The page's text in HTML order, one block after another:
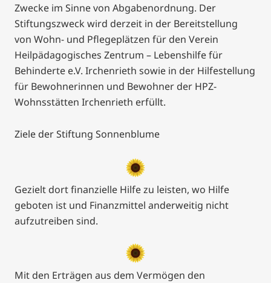
Zwecke im Sinne von Abgabenordnung. Der
Stiftungszweck wird derzeit in der Bereitstellung
von Wohn- und Pflegeplätzen für den Verein
Heilpädagogisches Zentrum – Lebenshilfe für
Behinderte e.V. Irchenrieth sowie in der Hilfestellung
für Bewohnerinnen und Bewohner der HPZ-
Wohnsstätten Irchenrieth erfüllt.
Ziele der Stiftung Sonnenblume
Gezielt dort finanzielle Hilfe zu leisten, wo Hilfe
geboten ist und Finanzmittel anderweitig nicht
aufzutreiben sind.
Mit den Erträgen aus dem Vermögen den